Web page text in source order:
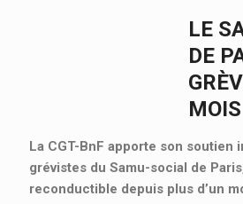
LE
DE
La CGT-BnF apporte son soutien
grévistes du Samu-social de
reconductible depuis plus d’un